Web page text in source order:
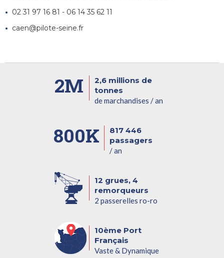
02 31 97 16 81 - 06 14 35 62 11
caen@pilote-seine.fr
2M
2,6 millions de
tonnes
de marchandises / an
800K
817 446
passagers
/ an
12 grues, 4
remorqueurs
2 passerelles ro-ro
10ème Port
Français
Vaste & Dynamique